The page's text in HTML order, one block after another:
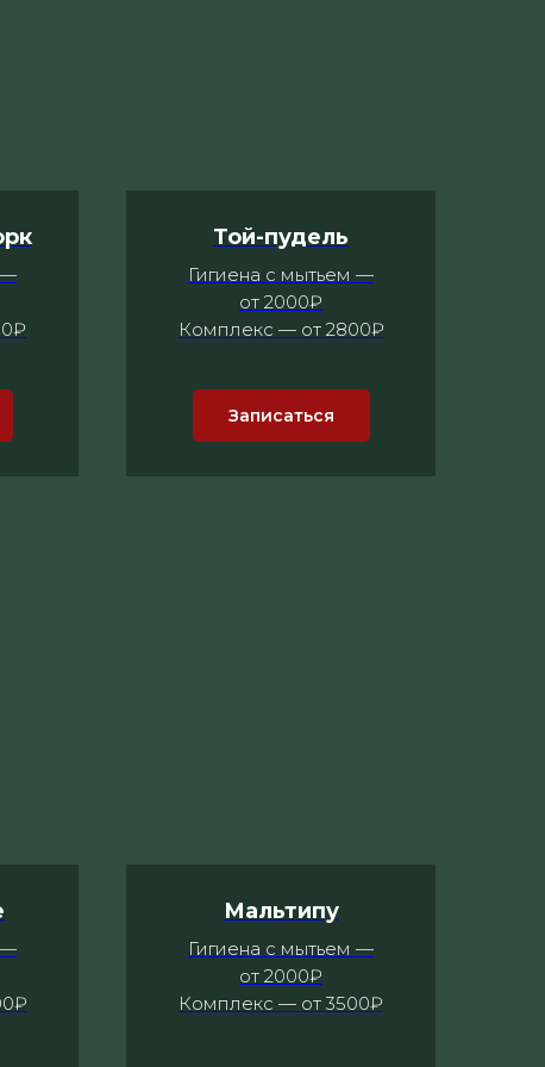
—
Той-пудель
Гигиена с мытьем —
от 2000₽
Комплекс — от 2800₽
Записаться
—
Мальтипу
Гигиена с мытьем —
от 2000₽
Комплекс — от 3500₽